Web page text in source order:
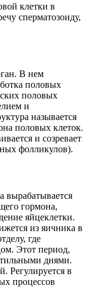
клетки в
сперматозоиду,
В нем
половых
половых
и
называется
половых клеток.
и созревает
фолликулов).
вырабатывается
гормона,
яйцеклетки.
из яичника в
где
Этот период,
днями.
Регулируется в
процессов